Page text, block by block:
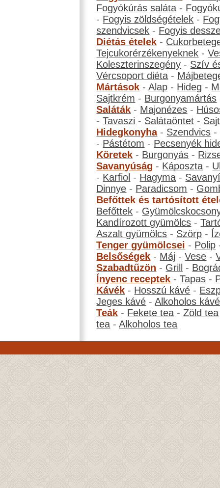
Fogyókúrás saláta -
- Fogyis zöldségételek -
szendvicsek - Fogyis
Diétás ételek -
Tejcukorérzékenyeknek -
Koleszterinszegény - Szív
Vércsoport diéta -
Mártások -Alap - Hideg -
Sajtkrém - Burgonyamártás
Saláták - Majonézes -
-Tavaszi - Salátaöntet -
Hidegkonyha- Szendvics -
- Pástétom - Pecsenyék
Köretek - Burgonyás -
Savanyúság - Káposzta -
- Karfiol - Hagyma -
Dinnye - Paradicsom -
Befőttek és tartósított
Befőttek -
Kandírozott gyümölcs -
Aszalt gyümölcs - Szörp -
Tenger gyümölcsei - Polip
Belsőségek - Máj -Vese -
Szabadtűzön - Grill -
Ínyenc receptek -Tapas -
Kávék - Hosszú kávé -
Jeges kávé -Alkoholos kávé
Teák - Fekete tea -Zöld tea
tea -Alkoholos tea